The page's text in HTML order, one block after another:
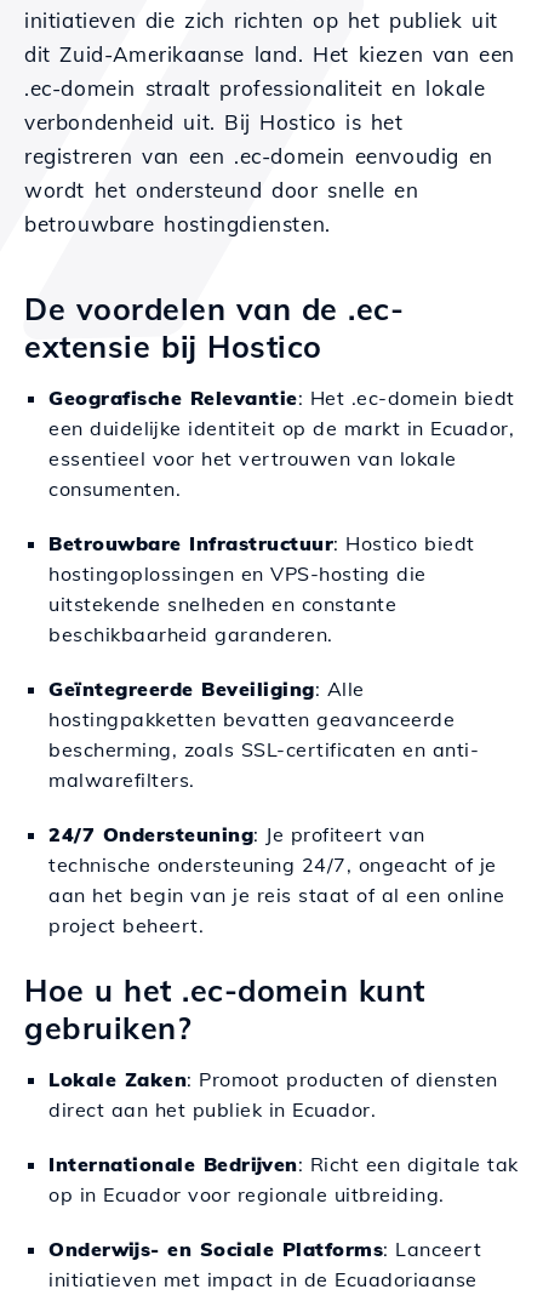
initiatieven die zich richten op het publiek uit
dit Zuid-Amerikaanse land. Het kiezen van een
.ec-domein straalt professionaliteit en lokale
verbondenheid uit. Bij Hostico is het
registreren van een .ec-domein eenvoudig en
wordt het ondersteund door snelle en
betrouwbare hostingdiensten.
De voordelen van de .ec-
extensie bij Hostico
Geografische Relevantie: Het .ec-domein biedt
een duidelijke identiteit op de markt in Ecuador,
essentieel voor het vertrouwen van lokale
consumenten.
Betrouwbare Infrastructuur: Hostico biedt
hostingoplossingen en VPS-hosting die
uitstekende snelheden en constante
beschikbaarheid garanderen.
Geïntegreerde Beveiliging: Alle
hostingpakketten bevatten geavanceerde
bescherming, zoals SSL-certificaten en anti-
malwarefilters.
24/7 Ondersteuning: Je profiteert van
technische ondersteuning 24/7, ongeacht of je
aan het begin van je reis staat of al een online
project beheert.
Hoe u het .ec-domein kunt
gebruiken?
Lokale Zaken: Promoot producten of diensten
direct aan het publiek in Ecuador.
Internationale Bedrijven: Richt een digitale tak
op in Ecuador voor regionale uitbreiding.
Onderwijs- en Sociale Platforms: Lanceert
initiatieven met impact in de Ecuadoriaanse